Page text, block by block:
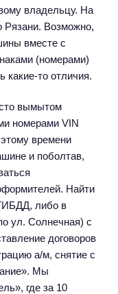
владельцу. На
Рязани. Возможно,
вместе с
(номерами)
какие-то отличия.
вымытом
номерами VIN
времени
и поболтав,
Найти
либо в
ул. Солнечная) с
договоров
а/м, снятие с
Мы
где за 10